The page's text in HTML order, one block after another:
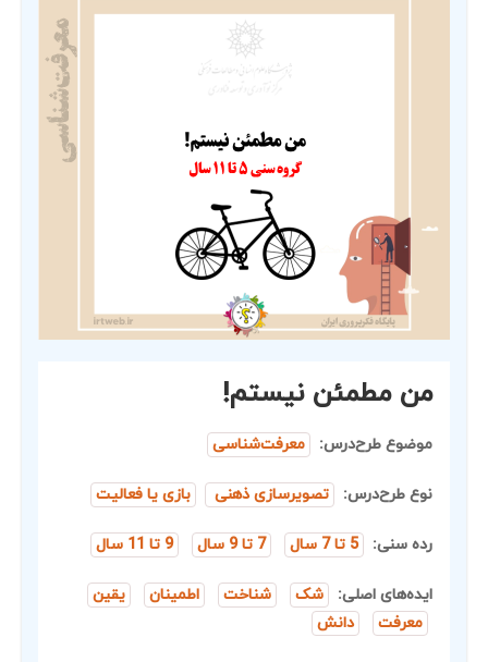
من مطمئن نیستم!
موضوع طرح‌درس: معرفت‌شناسی
نوع طرح‌درس: تصویرسازی ذهنی بازی یا فعالیت
رده سنی: 5 تا 7 سال 7 تا 9 سال 9 تا 11 سال
ایده‌های اصلی: شک شناخت اطمینان
یقین
معرفت
دانش